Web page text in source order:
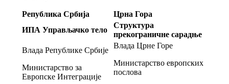
Република Србија
Црна Гора
ИПА Управљачко тело
Структура
прекограничне сарадње
Влада Републике Србије
Министарство за
Европске Интеграције
Влада Црне Горе
Министарство европских
послова